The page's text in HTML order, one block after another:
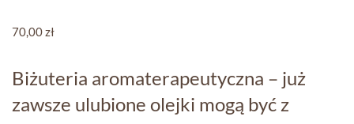
70,00zł
Biżuteria aromaterapeutyczna – już
zawsze ulubione olejki mogą być z